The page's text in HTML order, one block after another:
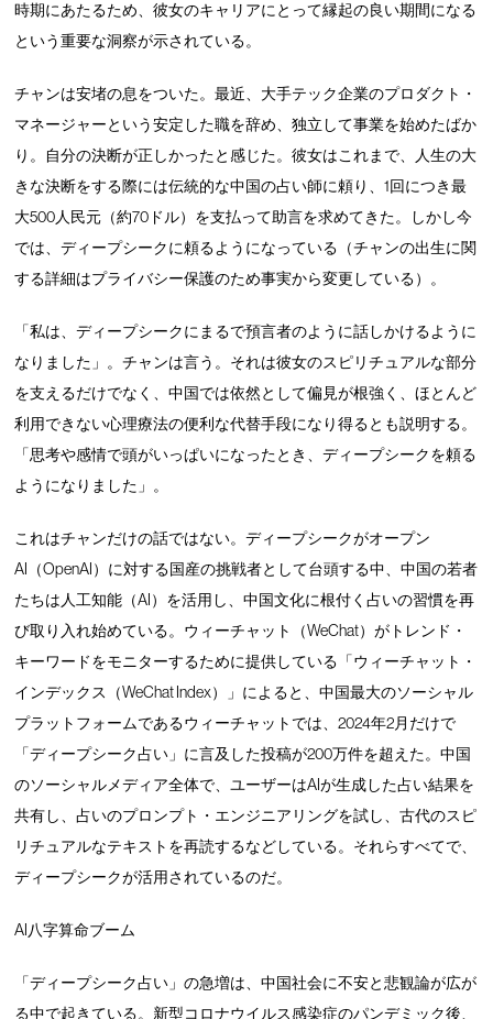
時期にあたるため、彼女のキャリアにとって縁起の良い期間になる
という重要な洞察が示されている。
チャンは安堵の息をついた。最近、大手テック企業のプロダクト・
マネージャーという安定した職を辞め、独立して事業を始めたばか
り。自分の決断が正しかったと感じた。彼女はこれまで、人生の大
きな決断をする際には伝統的な中国の占い師に頼り、1回につき最
大500人民元（約70ドル）を支払って助言を求めてきた。しかし今
では、ディープシークに頼るようになっている（チャンの出生に関
する詳細はプライバシー保護のため事実から変更している）。
「私は、ディープシークにまるで預言者のように話しかけるように
なりました」。チャンは言う。それは彼女のスピリチュアルな部分
を支えるだけでなく、中国では依然として偏見が根強く、ほとんど
利用できない心理療法の便利な代替手段になり得るとも説明する。
「思考や感情で頭がいっぱいになったとき、ディープシークを頼る
ようになりました」。
これはチャンだけの話ではない。ディープシークがオープン
AI（OpenAI）に対する国産の挑戦者として台頭する中、中国の若者
たちは人工知能（AI）を活用し、中国文化に根付く占いの習慣を再
び取り入れ始めている。ウィーチャット（WeChat）がトレンド・
キーワードをモニターするために提供している「ウィーチャット・
インデックス（WeChat Index）」によると、中国最大のソーシャル
プラットフォームであるウィーチャットでは、2024年2月だけで
「ディープシーク占い」に言及した投稿が200万件を超えた。中国
のソーシャルメディア全体で、ユーザーはAIが生成した占い結果を
共有し、占いのプロンプト・エンジニアリングを試し、古代のスピ
リチュアルなテキストを再読するなどしている。それらすべてで、
ディープシークが活用されているのだ。
AI八字算命ブーム
「ディープシーク占い」の急増は、中国社会に不安と悲観論が広が
る中で起きている。新型コロナウイルス感染症のパンデミック後、